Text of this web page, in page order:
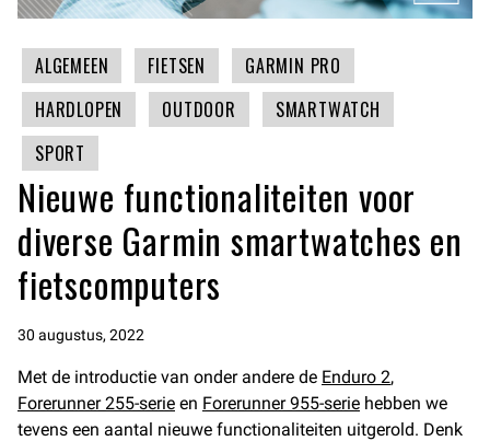
ALGEMEEN FIETSEN
GARMIN PRO
HARDLOPEN
OUTDOOR
SMARTWATCH
SPORT
Nieuwe functionaliteiten voor
diverse Garmin smartwatches en
fietscomputers
30 augustus, 2022
Met de introductie van onder andere de Enduro 2,
Forerunner 255-serie en Forerunner 955-serie hebben we
tevens een aantal nieuwe functionaliteiten uitgerold. Denk